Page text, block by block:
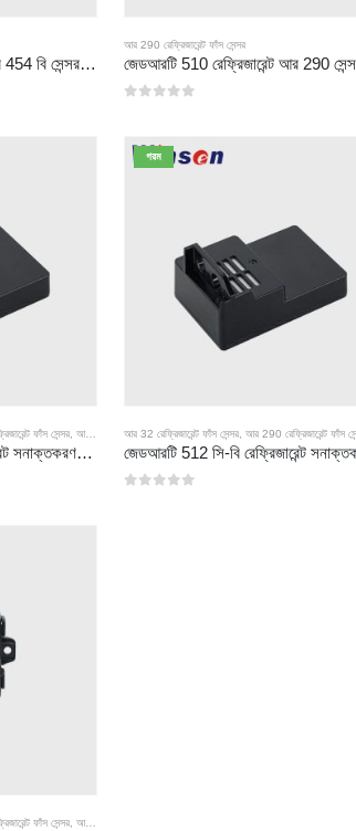
জেডআরটি 510 রেফ্রিজারেন্ট আর 454 বি সেন্সর মডিউল-উচ্চ-পারফরম্যান্স এনডিআইআর রেফ্রিজারেন্ট সেন্সর
আর 290 রেফ্রিজারেন্ট ফাঁস সেন্সর
ফাঁস সেন্সর ,আর 454 বি রেফ্রিজারেন্ট ফাঁস সেন্সর
জেডআরটি 512 সি-এ রেফ্রিজারেন্ট সনাক্তকরণ মডিউল | আর 32, আর 454 বি, আর 290 | এর জন্য এনডিআইআর গ্যাস সেন্সর প্রশস্ত ভোল্টেজ বিদ্যুৎ সরবরাহ
গরম
আর 32 রেফ্রিজারেন্ট ফাঁস সেন্সর ,আর 290 রেফ্রিজারেন্ট ফাঁস
ফাঁস সেন্সর ,আর 454 বি রেফ্রিজারেন্ট ফাঁস সেন্সর